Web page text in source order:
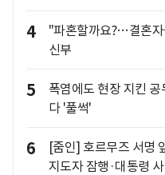
4
"파혼할까요?…결혼
신부
5
폭염에도 현장 지킨
다 '풀썩'
6
[줌인] 호르무즈 서명
지도자 잠행·대통령